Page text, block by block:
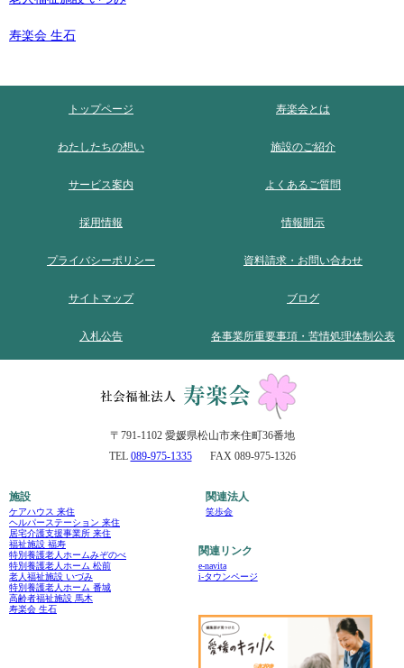
寿楽会 生石
トップページ 寿楽会とは
わたしたちの想い 施設のご紹介
サービス案内 よくあるご質問
採用情報 情報開示
プライバシーポリシー 資料請求・お問い合わせ
サイトマップ ブログ
入札公告 各事業所重要事項・苦情処理体制公表
〒791-1102 愛媛県松山市来住町36番地
TEL 089-975-1335 FAX 089-975-1326
施設
ケアハウス 来住
ヘルパーステーション 来住
居宅介護支援事業所 来住
福祉施設 福寿
特別養護老人ホームみぞのべ
特別養護老人ホーム 松前
老人福祉施設 いづみ
特別養護老人ホーム 番城
高齢者福祉施設 馬木
寿楽会 生石
関連法人
笑歩会
関連リンク
e-navita
i-タウンページ